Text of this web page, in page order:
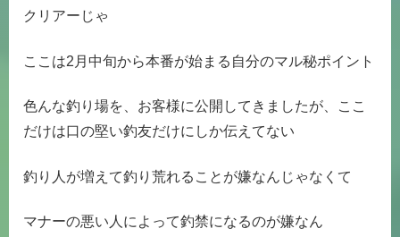
クリアーじゃ
ここは2月中旬から本番が始まる自分のマル秘ポイント
色んな釣り場を、お客様に公開してきましたが、ここ
だけは口の堅い釣友だけにしか伝えてない
釣り人が増えて釣り荒れることが嫌なんじゃなくて
マナーの悪い人によって釣禁になるのが嫌なん